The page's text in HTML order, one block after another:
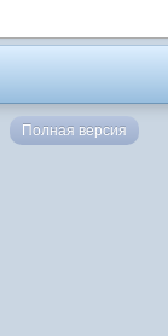
Полная версия